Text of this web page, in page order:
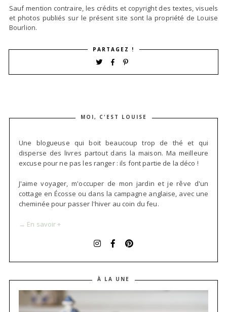
Sauf mention contraire, les crédits et copyright des textes, visuels
et photos publiés sur le présent site sont la propriété de Louise
Bourlion.
PARTAGEZ !
MOI, C'EST LOUISE
Une blogueuse qui boit beaucoup trop de thé et qui
disperse des livres partout dans la maison. Ma meilleure
excuse pour ne pas les ranger : ils font partie de la déco !
J'aime voyager, m'occuper de mon jardin et je rêve d'un
cottage en Écosse ou dans la campagne anglaise, avec une
cheminée pour passer l'hiver au coin du feu.
→ En savoir +
À LA UNE